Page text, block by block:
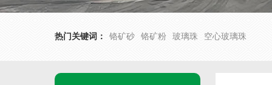
热门关键词： 铬矿砂 铬矿粉 玻璃珠 空心玻璃珠